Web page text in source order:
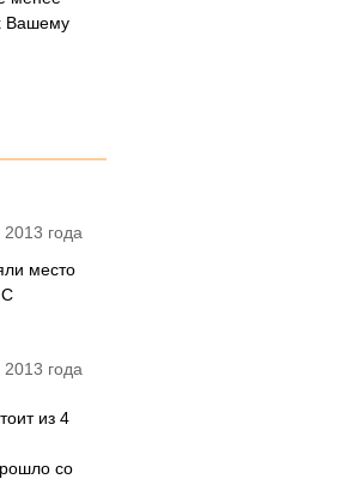
Вашему
года
место
С
года
из 4
со